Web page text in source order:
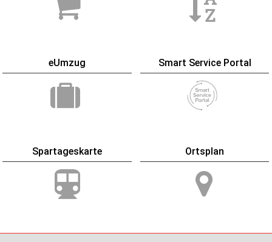
eUmzug Smart Service Portal
Spartageskarte Ortsplan